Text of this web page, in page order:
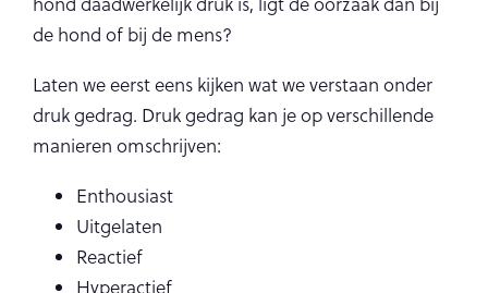
de hond of bij de mens?
Laten we eerst eens kijken wat we verstaan onder
druk gedrag. Druk gedrag kan je op verschillende
manieren omschrijven:
Enthousiast
Uitgelaten
Reactief
Hyperactief